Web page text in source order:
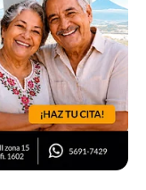
Do This Once A